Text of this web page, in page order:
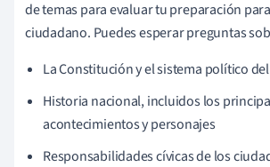
de temas para evaluar tu preparación
ciudadano. Puedes esperar preguntas
La Constitución y el sistema político
Historia nacional, incluidos los
acontecimientos y personajes
Responsabilidades cívicas de los